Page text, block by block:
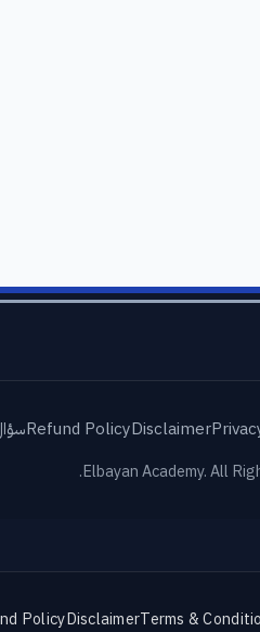
Disclaimer
Refund Policy
Terms &
Disclaimer
Policy